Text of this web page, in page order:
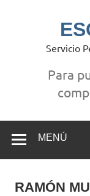
Servicio
Para
MENÚ
RAMÓN